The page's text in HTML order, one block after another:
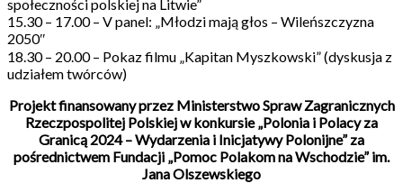
społeczności polskiej na Litwie”
15.30 – 17.00 – V panel: „Młodzi mają głos – Wileńszczyzna
2050″
18.30 – 20.00 – Pokaz filmu „Kapitan Myszkowski” (dyskusja z
udziałem twórców)
Projekt finansowany przez Ministerstwo Spraw Zagranicznych
Rzeczpospolitej Polskiej w konkursie „Polonia i Polacy za
Granicą 2024 – Wydarzenia i Inicjatywy Polonijne” za
pośrednictwem Fundacji „Pomoc Polakom na Wschodzie” im.
Jana Olszewskiego